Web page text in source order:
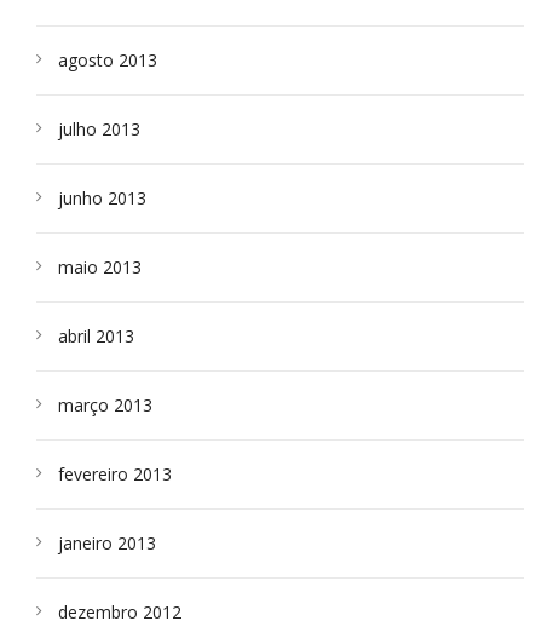
agosto 2013
julho 2013
junho 2013
maio 2013
abril 2013
março 2013
fevereiro 2013
janeiro 2013
dezembro 2012